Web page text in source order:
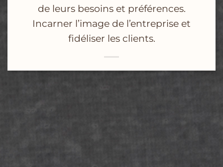
de leurs besoins et préférences.
Incarner l’image de l’entreprise et
fidéliser les clients.